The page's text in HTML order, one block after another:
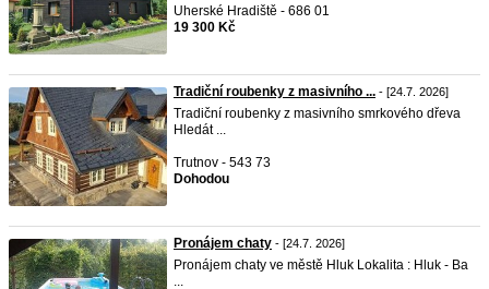
Uherské Hradiště - 686 01
19 300 Kč
Tradiční roubenky z masivního ... - [24.7. 2026]
Tradiční roubenky z masivního smrkového dřeva
Hledát ...
Trutnov - 543 73
Dohodou
Pronájem chaty - [24.7. 2026]
Pronájem chaty ve městě Hluk Lokalita : Hluk - Ba
...